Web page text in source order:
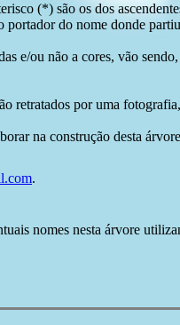
(*) são os dos
portador do nome donde
e/ou não a cores, vão
retratados por uma
na construção desta
.
nomes nesta árvore